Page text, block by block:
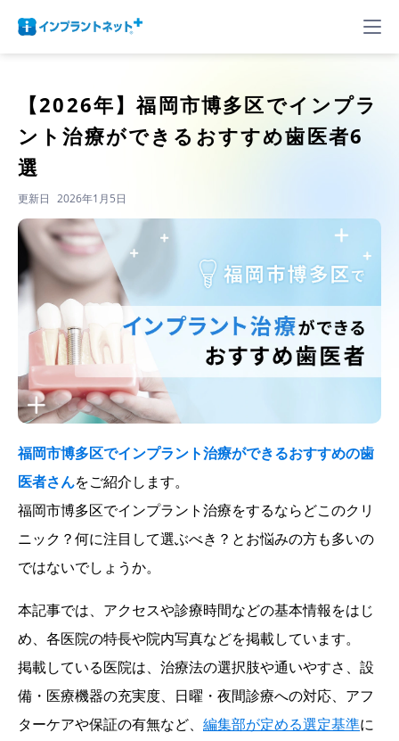
【2026年】福岡市博多区でインプラ
ント治療ができるおすすめ歯医者6
選
更新日 2026年1月5日
福岡市博多区でインプラント治療ができるおすすめの歯
医者さんをご紹介します。
福岡市博多区でインプラント治療をするならどこのクリ
ニック？何に注目して選ぶべき？とお悩みの方も多いの
ではないでしょうか。
本記事では、アクセスや診療時間などの基本情報をはじ
め、各医院の特長や院内写真などを掲載しています。
掲載している医院は、治療法の選択肢や通いやすさ、設
備・医療機器の充実度、日曜・夜間診療への対応、アフ
ターケアや保証の有無など、 編集部が定める選定基準に